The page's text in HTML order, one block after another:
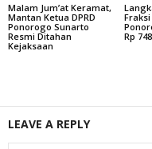
Malam Jum’at Keramat,
Mantan Ketua DPRD
Ponorogo Sunarto
Resmi Ditahan
Kejaksaan
Fraksi
Rp
LEAVE A REPLY